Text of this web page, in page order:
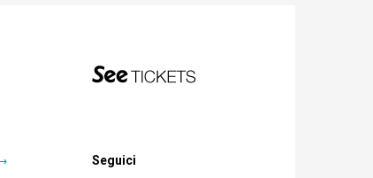
Seguici